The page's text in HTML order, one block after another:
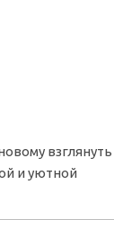
взглянуть
и уютной